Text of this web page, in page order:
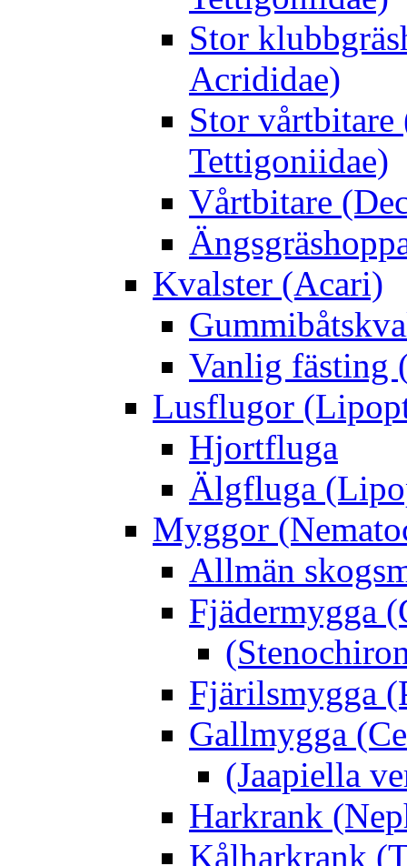
Stor
Acrididae)
Stor
Tettigoniidae)
Vårtbitare
Kvalster (Acari)
Vanlig fästing
Lusflugor
Hjortfluga
Älgfluga
Myggor
Allmän
Fjädermygga
Fjärilsmygga
Gallmygga
(Jaapiella
Harkrank
Kålharkrank